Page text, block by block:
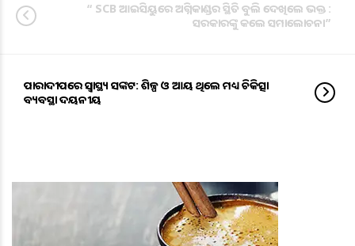
“ SCB ଆଇସିୟୁରେ ଅଗ୍ନିକାଣ୍ଡର ସ୍ଥିତି ବୁଲି ଦେଖିଲେ ଭକ୍ତ :
ସରକାରଙ୍କୁ କଲେ ସମାଲୋଚନା”
ପାରାଦୀପରେ ସ୍ୱାସ୍ଥ୍ୟ ସଙ୍କଟ: ଶିଳ୍ପ ଓ ଆୟ ଥିଲେ ମଧ୍ୟ ଚିକିତ୍ସା
ବ୍ୟବସ୍ଥା ଦୟନୀୟ